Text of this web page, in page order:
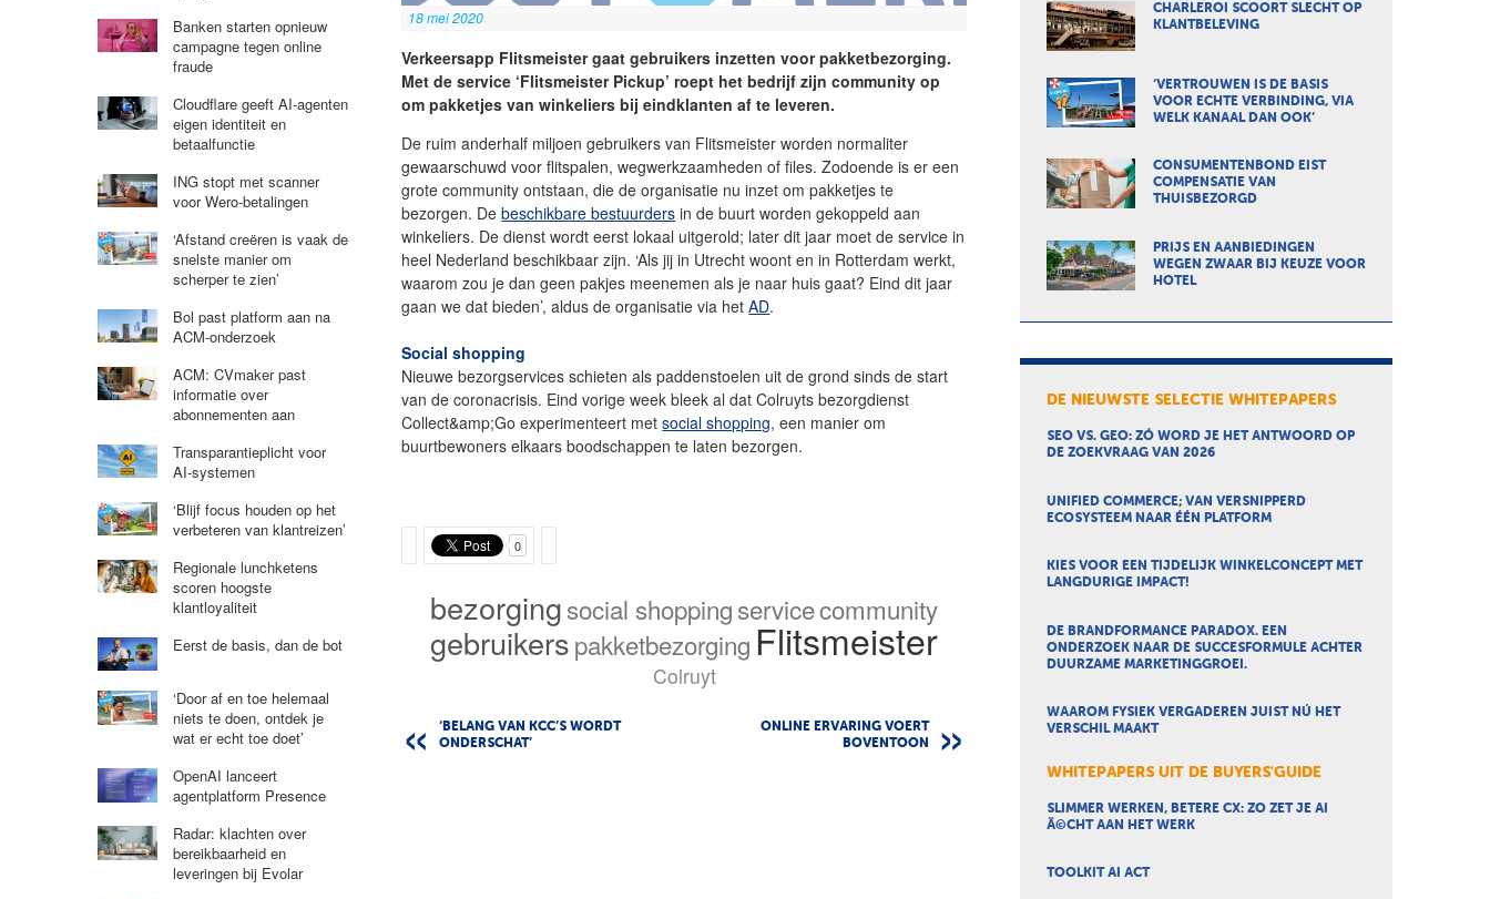
18 mei 2020
Verkeersapp Flitsmeister gaat gebruikers inzetten voor pakketbezorging.
Met de service ‘Flitsmeister Pickup’ roept het bedrijf zijn community op
om pakketjes van winkeliers bij eindklanten af te leveren.
De ruim anderhalf miljoen gebruikers van Flitsmeister worden normaliter
gewaarschuwd voor flitspalen, wegwerkzaamheden of files. Zodoende is er een
grote community ontstaan, die de organisatie nu inzet om pakketjes te
bezorgen. Debeschikbare bestuurders in de buurt worden gekoppeld aan
winkeliers. De dienst wordt eerst lokaal uitgerold; later dit jaar moet de service in
heel Nederland beschikbaar zijn. ‘Als jij in Utrecht woont en in Rotterdam werkt,
waarom zou je dan geen pakjes meenemen als je naar huis gaat? Eind dit jaar
gaan we dat bieden’, aldus de organisatie via hetAD.
Social shopping
Nieuwe bezorgservices schieten als paddenstoelen uit de grond sinds de start
van de coronacrisis. Eind vorige week bleek al dat Colruyts bezorgdienst
Collect&amp;Go experimenteert metsocial shopping, een manier om
buurtbewoners elkaars boodschappen te laten bezorgen.
0
bezorgingsocial shoppingservicecommunity
gebruikerspakketbezorging Flitsmeister
Colruyt
‘BELANG VAN KCC’S WORDT
ONDERSCHAT’
ONLINE ERVARING VOERT
BOVENTOON
Banken starten opnieuw
campagne tegen online
fraude
Cloudflare geeft AI-agenten
eigen identiteit en
betaalfunctie
ING stopt met scanner
voor Wero-betalingen
‘Afstand creëren is vaak de
snelste manier om
scherper te zien’
Bol past platform aan na
ACM-onderzoek
ACM: CVmaker past
informatie over
abonnementen aan
Transparantieplicht voor
AI-systemen
‘Blijf focus houden op het
verbeteren van klantreizen’
Regionale lunchketens
scoren hoogste
klantloyaliteit
Eerst de basis, dan de bot
‘Door af en toe helemaal
niets te doen, ontdek je
wat er echt toe doet’
OpenAI lanceert
agentplatform Presence
Radar: klachten over
bereikbaarheid en
leveringen bij Evolar
CHARLEROI SCOORT SLECHT OP
KLANTBELEVING
‘VERTROUWEN IS DE BASIS
VOOR ECHTE VERBINDING, VIA
WELK KANAAL DAN OOK’
CONSUMENTENBOND EIST
COMPENSATIE VAN
THUISBEZORGD
PRIJS EN AANBIEDINGEN
WEGEN ZWAAR BIJ KEUZE VOOR
HOTEL
DE NIEUWSTE SELECTIE WHITEPAPERS
SEO VS. GEO: ZÓ WORD JE HET ANTWOORD OP
DE ZOEKVRAAG VAN 2026
UNIFIED COMMERCE; VAN VERSNIPPERD
ECOSYSTEEM NAAR ÉÉN PLATFORM
KIES VOOR EEN TIJDELIJK WINKELCONCEPT MET
LANGDURIGE IMPACT!
DE BRANDFORMANCE PARADOX. EEN
ONDERZOEK NAAR DE SUCCESFORMULE ACHTER
DUURZAME MARKETINGGROEI.
WAAROM FYSIEK VERGADEREN JUIST NÚ HET
VERSCHIL MAAKT
WHITEPAPERS UIT DE BUYERS'GUIDE
SLIMMER WERKEN, BETERE CX: ZO ZET JE AI
Ã©CHT AAN HET WERK
TOOLKIT AI ACT